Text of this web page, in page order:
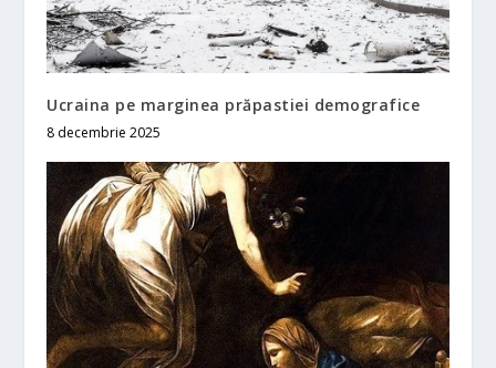
Ucraina pe marginea prăpastiei demografice
8 decembrie 2025